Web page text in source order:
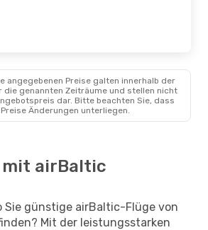
angegebenen Preise galten innerhalb der
die genannten Zeiträume und stellen nicht
dar. Bitte beachten Sie, dass
Änderungen unterliegen.
mit airBaltic
Sie günstige airBaltic-Flüge von
Mit der leistungsstarken